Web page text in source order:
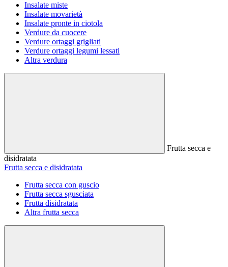
Insalate miste
Insalate movarietà
Insalate pronte in ciotola
Verdure da cuocere
Verdure ortaggi grigliati
Verdure ortaggi legumi lessati
Altra verdura
Frutta secca e
disidratata
Frutta secca e disidratata
Frutta secca con guscio
Frutta secca sgusciata
Frutta disidratata
Altra frutta secca